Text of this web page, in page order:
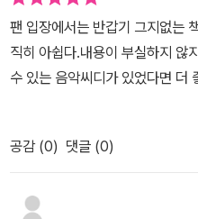
력, 이성과 감정의 분리, 과거 안
산소운동을 통해 김도인은 담담
초급 수준에서 설명을 해 주었다
야기 해 주었으면 하는 아쉬움이
팬 입장에서는 반갑기 그지없는
직히 아쉽다.내용이 부실하지 않
수 있는 음악씨디가 있었다면 더
공감 (0) 댓글 (0)